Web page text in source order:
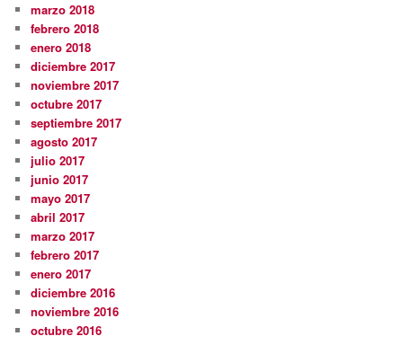
marzo 2018
febrero 2018
enero 2018
diciembre 2017
noviembre 2017
octubre 2017
septiembre 2017
agosto 2017
julio 2017
junio 2017
mayo 2017
abril 2017
marzo 2017
febrero 2017
enero 2017
diciembre 2016
noviembre 2016
octubre 2016